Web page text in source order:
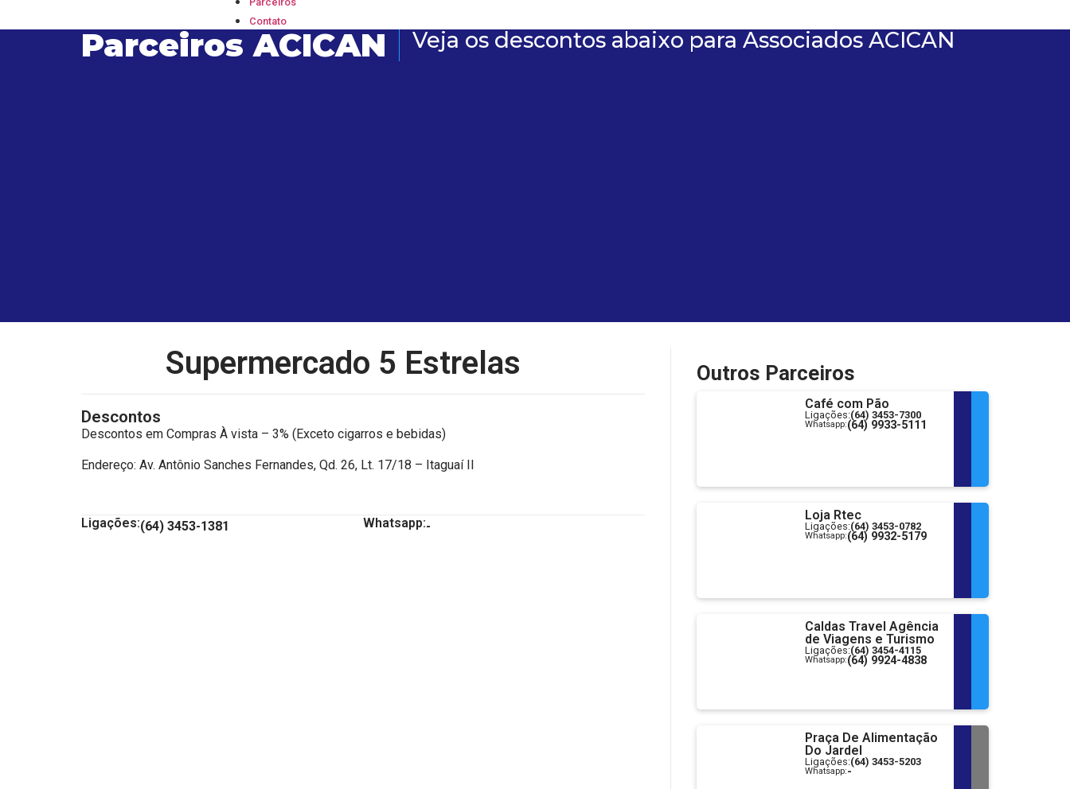
Contato
Parceiros ACICAN Veja os descontos abaixo para Associados ACICAN
Supermercado 5 Estrelas
Descontos
Descontos em Compras À vista – 3% (Exceto cigarros e bebidas)
Endereço: Av. Antônio Sanches Fernandes, Qd. 26, Lt. 17/18 – Itaguaí II
Ligações:(64) 3453-1381 Whatsapp:-
Outros Parceiros
Café com Pão
Ligações:(64) 3453-7300
Whatsapp:(64) 9933-5111
Loja Rtec
Ligações:(64) 3453-0782
Whatsapp:(64) 9932-5179
Caldas Travel Agência
de Viagens e Turismo
Ligações:(64) 3454-4115
Whatsapp:(64) 9924-4838
Praça De Alimentação
Do Jardel
Ligações:(64) 3453-5203
Whatsapp:-